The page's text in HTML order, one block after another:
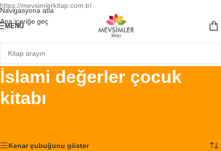
https://mevsimlerkitap.com.tr/
Navigasyona atla
Ana içeriğe geç
MENÜ
İslami değerler çocuk
kitabı
Kenar çubuğunu göster